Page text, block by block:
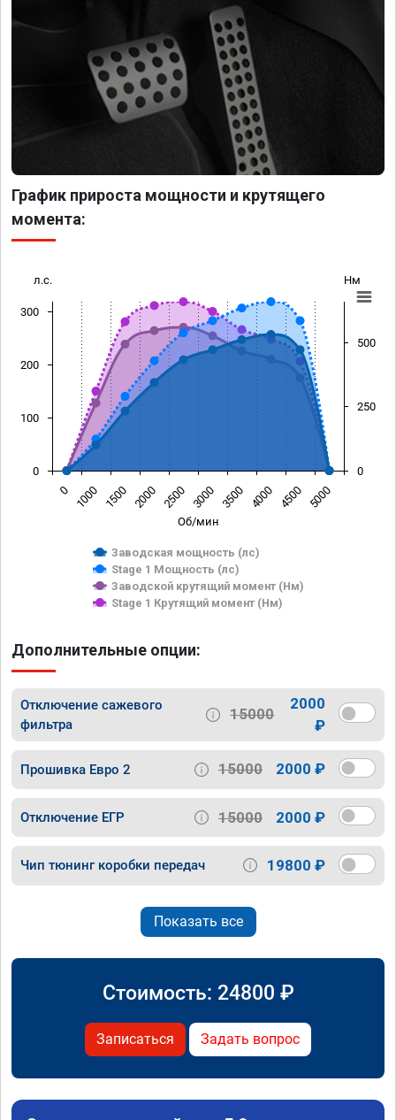
График прироста мощности и крутящего
момента:
Об/мин
л.с. Нм
Заводская мощность (лс)
Stage 1 Мощность (лс)
Заводской крутящий момент (Нм)
Stage 1 Крутящий момент (Нм)
0 1000 1500 2000 2500 3000 3500 4000 4500 5000
0
100
200
300
0
250
500
Дополнительные опции:
Отключение сажевого
фильтра
15000
2000
₽
Прошивка Евро 2 15000 2000 ₽
Отключение ЕГР 15000 2000 ₽
Чип тюнинг коробки передач 19800 ₽
Показать все
Стоимость: 24800 ₽
Записаться Задать вопрос